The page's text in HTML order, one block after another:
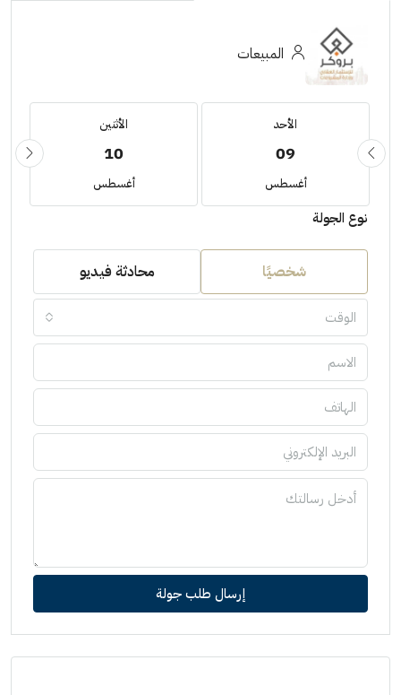
المبيعات
الأحد
09
أغسطس
الأثنين
10
أغسطس
نوع الجولة
شخصيًا محادثة فيديو
الوقت
إرسال طلب جولة